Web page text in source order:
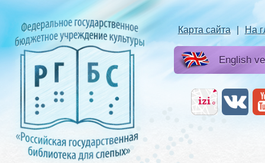
Карта сайта | На
English